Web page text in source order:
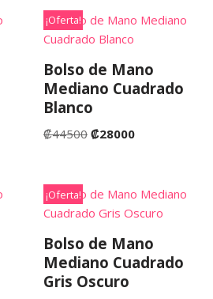
¡Oferta!
Bolso de Mano
Mediano Cuadrado
Blanco
₡44500 ₡28000
¡Oferta!
Bolso de Mano
Mediano Cuadrado
Gris Oscuro